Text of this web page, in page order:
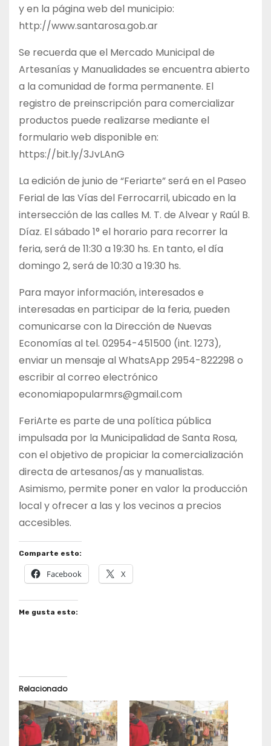
y en la página web del municipio:
http://www.santarosa.gob.ar
Se recuerda que el Mercado Municipal de
Artesanías y Manualidades se encuentra abierto
a la comunidad de forma permanente. El
registro de preinscripción para comercializar
productos puede realizarse mediante el
formulario web disponible en:
https://bit.ly/3JvLAnG
La edición de junio de “Feriarte” será en el Paseo
Ferial de las Vías del Ferrocarril, ubicado en la
intersección de las calles M. T. de Alvear y Raúl B.
Díaz. El sábado 1° el horario para recorrer la
feria, será de 11:30 a 19:30 hs. En tanto, el día
domingo 2, será de 10:30 a 19:30 hs.
Para mayor información, interesados e
interesadas en participar de la feria, pueden
comunicarse con la Dirección de Nuevas
Economías al tel. 02954-451500 (int. 1273),
enviar un mensaje al WhatsApp 2954-822298 o
escribir al correo electrónico
economiapopularmrs@gmail.com
FeriArte es parte de una política pública
impulsada por la Municipalidad de Santa Rosa,
con el objetivo de propiciar la comercialización
directa de artesanos/as y manualistas.
Asimismo, permite poner en valor la producción
local y ofrecer a las y los vecinos a precios
accesibles.
Comparte esto:
Facebook X
Me gusta esto:
Relacionado